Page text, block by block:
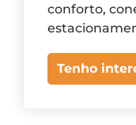
conforto,
Tenho